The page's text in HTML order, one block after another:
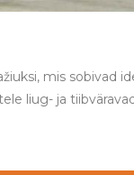
mis sobivad
liug- ja